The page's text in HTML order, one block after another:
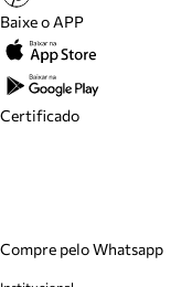
Baixe o APP
Certificado
Compre pelo Whatsapp